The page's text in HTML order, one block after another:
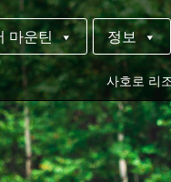
마운틴 정보
사호로 리